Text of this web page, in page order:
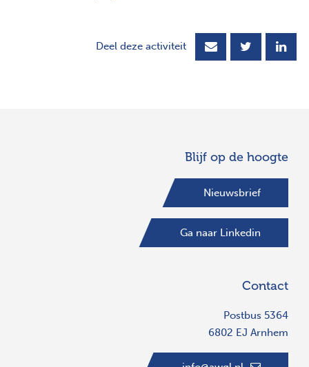
Deel deze activiteit
Blijf op de hoogte
Nieuwsbrief
Ga naar Linkedin
Contact
Postbus 5364
6802 EJ Arnhem